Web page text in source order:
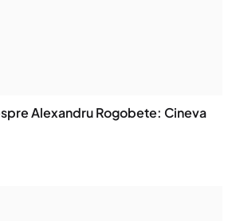
Alexandru Rogobete: Cineva